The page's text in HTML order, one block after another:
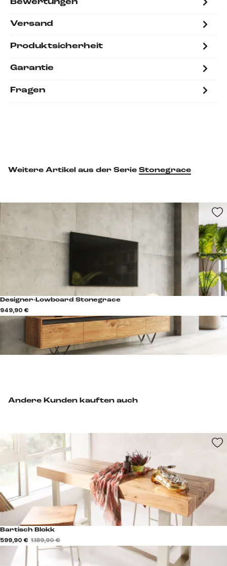
Bewertungen
Versand
Produktsicherheit
Garantie
Fragen
Andere Kunden kauften auch
Bartisch Blokk
599,90 € 1.189,90 €
Weitere Artikel aus der Serie Stonegrace
Designer-Lowboard Stonegrace
949,90 €